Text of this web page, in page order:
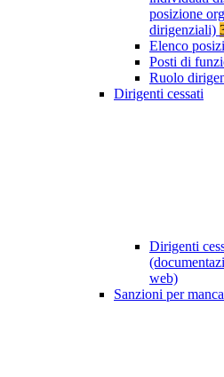
posizione
dirigenziali)
Elenco
Posti di
Ruolo
Dirigenti cessati
Dirigenti
web)
Sanzioni per